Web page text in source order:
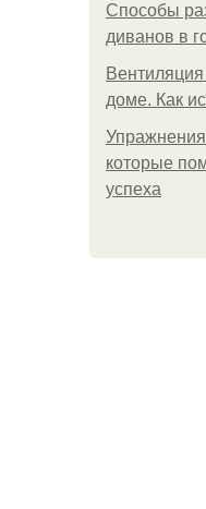
Способы
диванов в
доме. Как
Упражнения
которые
успеха